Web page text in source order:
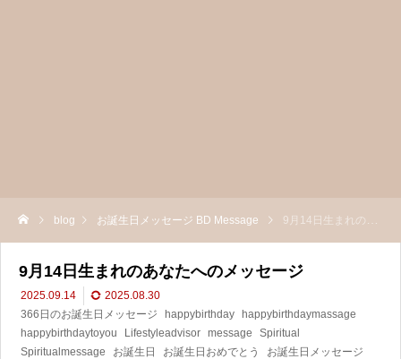
blog お誕生日メッセージ BD Message 9月14日生まれのあなたへのメッセージ
9月14日生まれのあなたへのメッセージ
2025.09.14
2025.08.30
366日のお誕生日メッセージ
happybirthday
happybirthdaymassage
happybirthdaytoyou
Lifestyleadvisor message
Spiritual
Spiritualmessage
お誕生日 お誕生日おめでとう
お誕生日メッセージ